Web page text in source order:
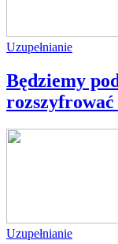
Uzupełnianie
Będziemy
rozszyfrować
Uzupełnianie